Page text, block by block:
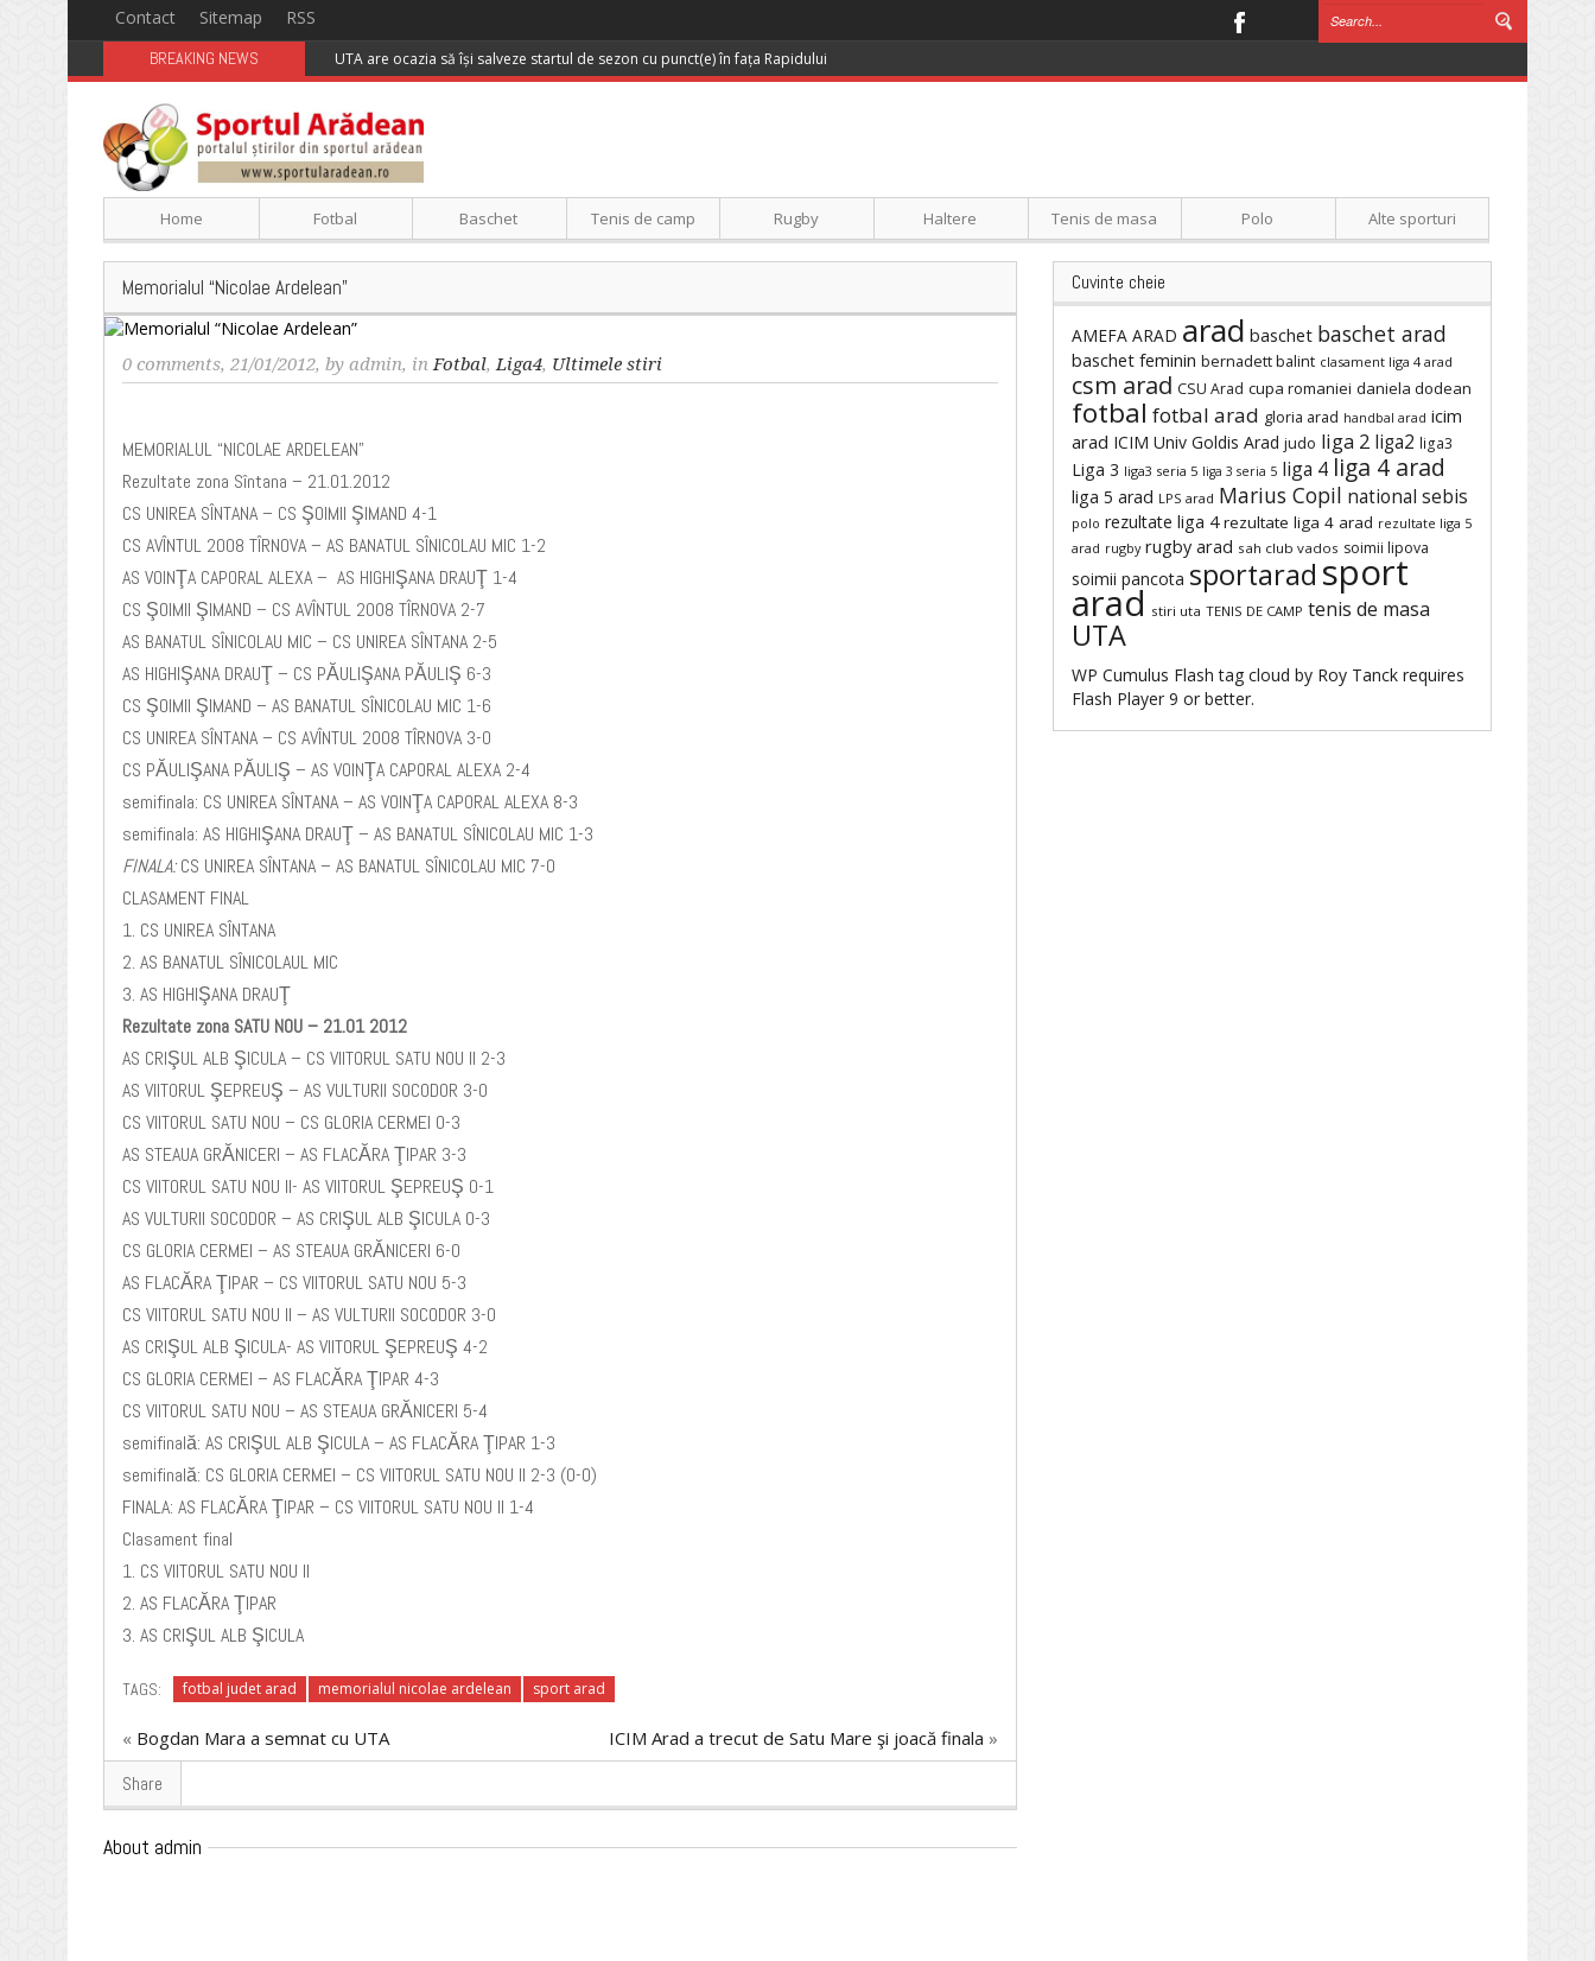
Contact Sitemap RSS
BREAKING NEWS UTA are ocazia să își salveze startul de sezon cu punct(e) în fața Rapidului
Home Fotbal Baschet Tenis de camp Rugby Haltere Tenis de masa Polo Alte sporturi
Memorialul “Nicolae Ardelean”
0 comments, 21/01/2012, by admin, inFotbal,Liga4, Ultimele stiri
MEMORIALUL “NICOLAE ARDELEAN”
Rezultate zona Sîntana – 21.01.2012
CS UNIREA SÎNTANA – CS ŞOIMII ŞIMAND 4-1
CS AVÎNTUL 2008 TÎRNOVA – AS BANATUL SÎNICOLAU MIC 1-2
AS VOINŢA CAPORAL ALEXA – AS HIGHIŞANA DRAUŢ 1-4
CS ŞOIMII ŞIMAND – CS AVÎNTUL 2008 TÎRNOVA 2-7
AS BANATUL SÎNICOLAU MIC – CS UNIREA SÎNTANA 2-5
AS HIGHIŞANA DRAUŢ – CS PĂULIŞANA PĂULIŞ 6-3
CS ŞOIMII ŞIMAND – AS BANATUL SÎNICOLAU MIC 1-6
CS UNIREA SÎNTANA – CS AVÎNTUL 2008 TÎRNOVA 3-0
CS PĂULIŞANA PĂULIŞ – AS VOINŢA CAPORAL ALEXA 2-4
semifinala: CS UNIREA SÎNTANA – AS VOINŢA CAPORAL ALEXA 8-3
semifinala: AS HIGHIŞANA DRAUŢ – AS BANATUL SÎNICOLAU MIC 1-3
FINALA:CS UNIREA SÎNTANA – AS BANATUL SÎNICOLAU MIC 7-0
CLASAMENT FINAL
1. CS UNIREA SÎNTANA
2. AS BANATUL SÎNICOLAUL MIC
3. AS HIGHIŞANA DRAUŢ
Rezultate zona SATU NOU – 21.01 2012
AS CRIŞUL ALB ŞICULA – CS VIITORUL SATU NOU II 2-3
AS VIITORUL ŞEPREUŞ – AS VULTURII SOCODOR 3-0
CS VIITORUL SATU NOU – CS GLORIA CERMEI 0-3
AS STEAUA GRĂNICERI – AS FLACĂRA ŢIPAR 3-3
CS VIITORUL SATU NOU II- AS VIITORUL ŞEPREUŞ 0-1
AS VULTURII SOCODOR – AS CRIŞUL ALB ŞICULA 0-3
CS GLORIA CERMEI – AS STEAUA GRĂNICERI 6-0
AS FLACĂRA ŢIPAR – CS VIITORUL SATU NOU 5-3
CS VIITORUL SATU NOU II – AS VULTURII SOCODOR 3-0
AS CRIŞUL ALB ŞICULA- AS VIITORUL ŞEPREUŞ 4-2
CS GLORIA CERMEI – AS FLACĂRA ŢIPAR 4-3
CS VIITORUL SATU NOU – AS STEAUA GRĂNICERI 5-4
semifinală: AS CRIŞUL ALB ŞICULA – AS FLACĂRA ŢIPAR 1-3
semifinală: CS GLORIA CERMEI – CS VIITORUL SATU NOU II 2-3 (0-0)
FINALA: AS FLACĂRA ŢIPAR – CS VIITORUL SATU NOU II 1-4
Clasament final
1. CS VIITORUL SATU NOU II
2. AS FLACĂRA ŢIPAR
3. AS CRIŞUL ALB ŞICULA
TAGS: fotbal judet arad memorialul nicolae ardelean sport arad
« Bogdan Mara a semnat cu UTA ICIM Arad a trecut de Satu Mare şi joacă finala »
Share
About admin
Cuvinte cheie
AMEFA ARAD arad baschet baschet arad
baschet feminin bernadett balint clasament liga 4 arad
csm arad CSU Arad cupa romaniei daniela dodean
fotbal fotbal arad gloria arad handbal arad icim
arad ICIM Univ Goldis Arad judo liga 2 liga2 liga3
Liga 3 liga3 seria 5 liga 3 seria 5 liga 4 liga 4 arad
liga 5 arad LPS arad Marius Copil national sebis
polo rezultate liga 4 rezultate liga 4 arad rezultate liga 5
arad rugby rugby arad sah club vados soimii lipova
soimii pancota sportarad sport
arad stiri uta TENIS DE CAMP tenis de masa
UTA
WP Cumulus Flash tag cloud by Roy Tanck requires
Flash Player 9 or better.